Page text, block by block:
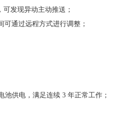
发现异动主动推送；
通过远程方式进行调整；
池供电，满足连续 3 年正常工作；